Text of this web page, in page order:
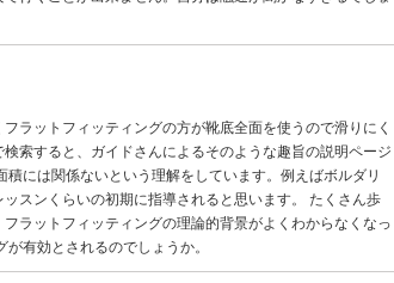
ラットフィッティングの方が靴底全面を使うので滑りにく
索すると、ガイドさんによるそのような趣旨の説明ページ
には関係ないという理解をしています。例えばボルダリ
スンくらいの初期に指導されると思います。 たくさん歩
ラットフィッティングの理論的背景がよくわからなくなっ
有効とされるのでしょうか。